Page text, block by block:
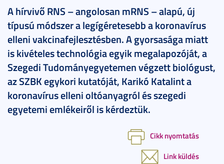
A hírvivő RNS – angolosan mRNS – alapú, új
típusú módszer a legígéretesebb a koronavírus
elleni vakcinafejlesztésben. A gyorsasága miatt
is kivételes technológia egyik megalapozóját, a
Szegedi Tudományegyetemen végzett biológust,
az SZBK egykori kutatóját, Karikó Katalint a
koronavírus elleni oltóanyagról és szegedi
egyetemi emlékeiről is kérdeztük.
Cikk nyomtatás
Link küldés